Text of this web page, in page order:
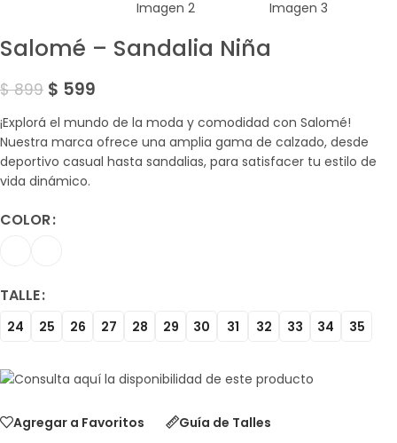
Salomé – Sandalia Niña
$899 $ 599
¡Explorá el mundo de la moda y comodidad con Salomé!
Nuestra marca ofrece una amplia gama de calzado, desde
deportivo casual hasta sandalias, para satisfacer tu estilo de
vida dinámico.
COLOR
TALLE
24 25 26 27 28 29 30 31 32 33 34 35
Agregar a Favoritos Guía de Talles